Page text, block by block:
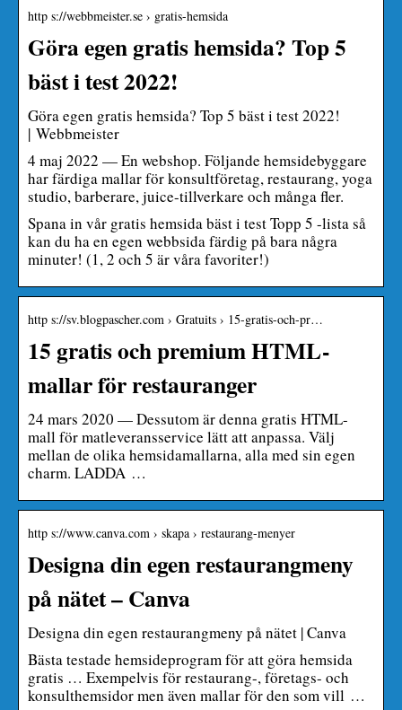
http s://webbmeister.se › gratis-hemsida
Göra egen gratis hemsida? Top 5
bäst i test 2022!
Göra egen gratis hemsida? Top 5 bäst i test 2022!
| Webbmeister
4 maj 2022 — En webshop. Följande hemsidebyggare
har färdiga mallar för konsultföretag, restaurang, yoga
studio, barberare, juice-tillverkare och många fler.
Spana in vår gratis hemsida bäst i test Topp 5 -lista så
kan du ha en egen webbsida färdig på bara några
minuter! (1, 2 och 5 är våra favoriter!)
http s://sv.blogpascher.com › Gratuits › 15-gratis-och-pr…
15 gratis och premium HTML-
mallar för restauranger
24 mars 2020 — Dessutom är denna gratis HTML-
mall för matleveransservice lätt att anpassa. Välj
mellan de olika hemsidamallarna, alla med sin egen
charm. LADDA …
http s://www.canva.com › skapa › restaurang-menyer
Designa din egen restaurangmeny
på nätet – Canva
Designa din egen restaurangmeny på nätet | Canva
Bästa testade hemsideprogram för att göra hemsida
gratis … Exempelvis för restaurang-, företags- och
konsulthemsidor men även mallar för den som vill …